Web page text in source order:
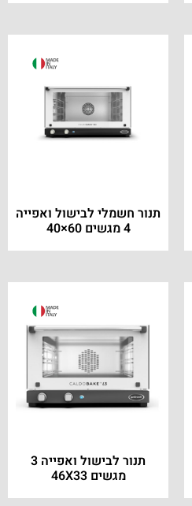
תנור חשמלי לבישול ואפייה
תנור לבישול ואפייה 3
מגשים 46X33